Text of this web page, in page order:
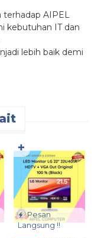
terhadap AIPEL
kebutuhan IT dan
lebih baik demi
Pesan
Langsung !!
✚